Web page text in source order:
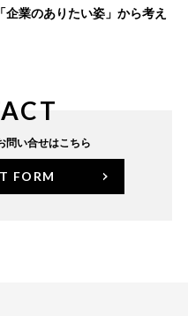
業のありたい姿」から考え
問い合せはこちら
FORM